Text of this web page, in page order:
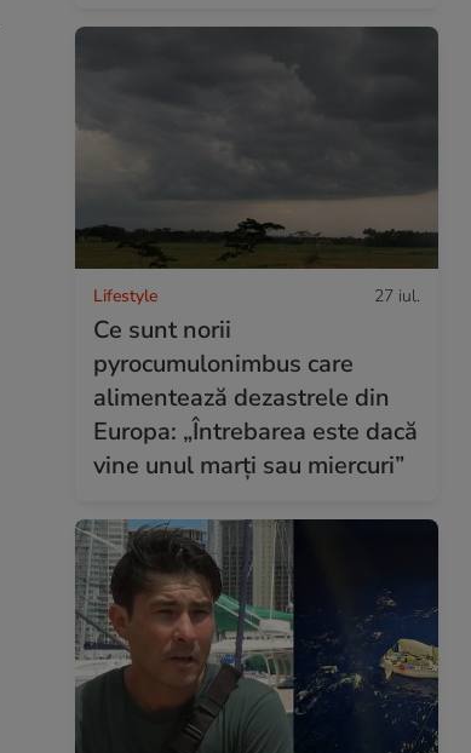
Lifestyle 27 iul.
Ce sunt norii
pyrocumulonimbus care
alimentează dezastrele din
Europa: „Întrebarea este dacă
vine unul marți sau miercuri”